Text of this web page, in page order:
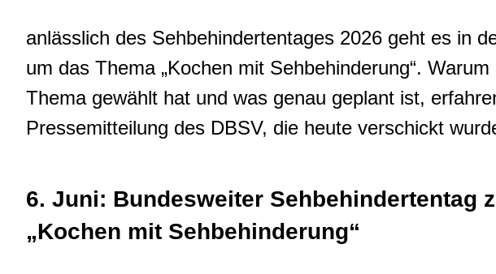
anlässlich des Sehbehindertentages 2026 geht es in
um das Thema „Kochen mit Sehbehinderung“.
Thema gewählt hat und was genau geplant ist,
Pressemitteilung des DBSV, die heute verschickt
6. Juni: Bundesweiter Sehbehindertentag
„Kochen mit Sehbehinderung“